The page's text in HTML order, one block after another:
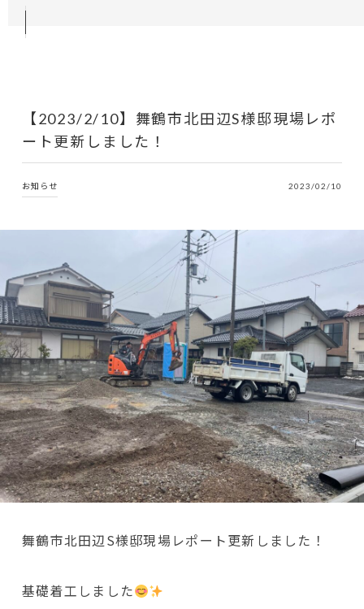
【2023/2/10】舞鶴市北田辺S様邸現場レポ
ート更新しました！
お知らせ 2023/02/10
舞鶴市北田辺S様邸現場レポート更新しました！
基礎着工しました